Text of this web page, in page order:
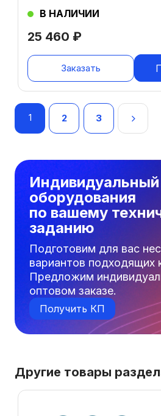
25 460 ₽
В НАЛИЧИИ
Заказать
Навигация
записям
1 2 3
оборудования
по вашему
заданию
Подготовим для вас
вариантов подходящих
Предложим
оптовом заказе.
Получить КП
Другие товары